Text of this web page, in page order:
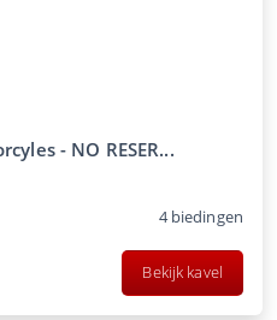
- NO RESER...
4 biedingen
Bekijk kavel